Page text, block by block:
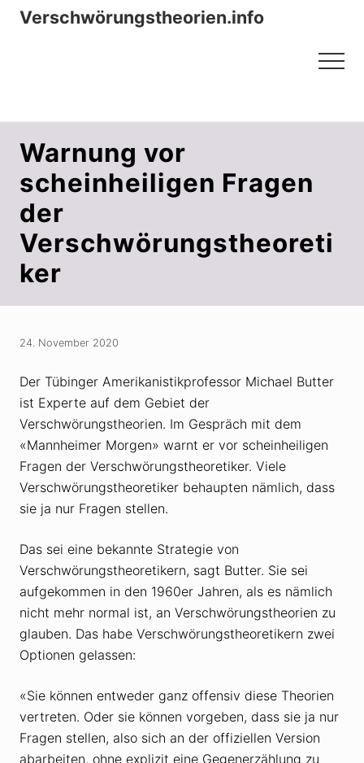
Menu
Zum
ZurVerschwörungstheorien.info
Menu
Warnung vor
scheinheiligen Fragen
der
Verschwörungstheoreti
ker
24. November 2020
Der Tübinger Amerikanistikprofessor Michael Butter
ist Experte auf dem Gebiet der
Verschwörungstheorien. Im Gespräch mit dem
«Mannheimer Morgen» warnt er vor scheinheiligen
Fragen der Verschwörungstheoretiker. Viele
Verschwörungstheoretiker behaupten nämlich, dass
sie ja nur Fragen stellen.
Das sei eine bekannte Strategie von
Verschwörungstheoretikern, sagt Butter. Sie sei
aufgekommen in den 1960er Jahren, als es nämlich
nicht mehr normal ist, an Verschwörungstheorien zu
glauben. Das habe Verschwörungstheoretikern zwei
Optionen gelassen:
«Sie können entweder ganz offensiv diese Theorien
vertreten. Oder sie können vorgeben, dass sie ja nur
Fragen stellen, also sich an der offiziellen Version
abarbeiten, ohne explizit eine Gegenerzählung zu